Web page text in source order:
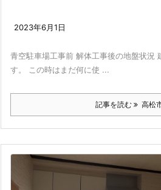
2023年6月1日
青空駐車場工事前 解体工事後の地盤状況
す。 この時はまだ何に使 ...
記事を読む 高松